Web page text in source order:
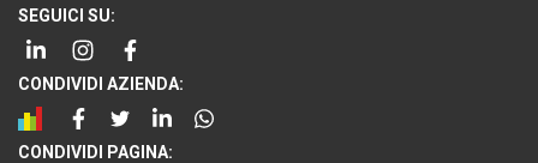
SEGUICI SU:
CONDIVIDI AZIENDA:
CONDIVIDI PAGINA: